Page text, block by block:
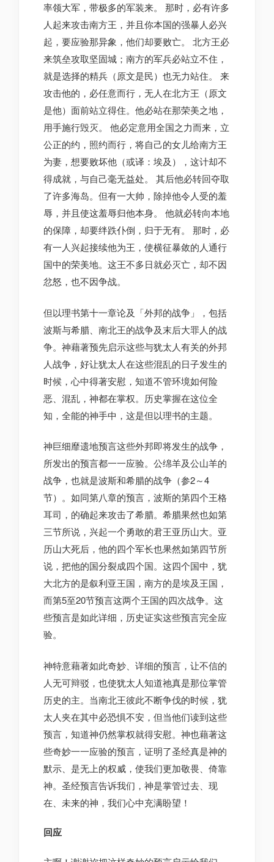
率领大军，带极多的军装来。 那时，必有许多
人起来攻击南方王，并且你本国的强暴人必兴
起，要应验那异象，他们却要败亡。 北方王必
来筑垒攻取坚固城；南方的军兵必站立不住，
就是选择的精兵（原文是民）也无力站住。 来
攻击他的，必任意而行，无人在北方王（原文
是他）面前站立得住。他必站在那荣美之地，
用手施行毁灭。 他必定意用全国之力而来，立
公正的约，照约而行，将自己的女儿给南方王
为妻，想要败坏他（或译：埃及），这计却不
得成就，与自己毫无益处。 其后他必转回夺取
了许多海岛。但有一大帅，除掉他令人受的羞
辱，并且使这羞辱归他本身。 他就必转向本地
的保障，却要绊跌仆倒，归于无有。 那时，必
有一人兴起接续他为王，使横征暴敛的人通行
国中的荣美地。这王不多日就必灭亡，却不因
忿怒，也不因争战。
但以理书第十一章论及「外邦的战争」，包括
波斯与希腊、南北王的战争及末后大罪人的战
争。神藉著预先启示这些与犹太人有关的外邦
人战争，好让犹太人在这些混乱的日子发生的
时候，心中得著安慰，知道不管环境如何险
恶、混乱，神都在掌权。历史掌握在这位全
知，全能的神手中，这是但以理书的主题。
神巨细靡遗地预言这些外邦即将发生的战争，
所发出的预言都一一应验。公绵羊及公山羊的
战争，也就是波斯和希腊的战争（参2～4
节）。如同第八章的预言，波斯的第四个王格
耳司，的确起来攻击了希腊。希腊果然也如第
三节所说，兴起一个勇敢的君王亚历山大。亚
历山大死后，他的四个军长也果然如第四节所
说，把他的国分裂成四个国。这四个国中，犹
大北方的是叙利亚王国，南方的是埃及王国，
而第5至20节预言这两个王国的四次战争。这
些预言是如此详细，历史证实这些预言完全应
验。
神特意藉著如此奇妙、详细的预言，让不信的
人无可辩驳，也使犹太人知道祂真是那位掌管
历史的主。当南北王彼此不断争伐的时候，犹
太人夹在其中必恐惧不安，但当他们读到这些
预言，知道神仍然掌权就得安慰。神也藉著这
些奇妙一一应验的预言，证明了圣经真是神的
默示、是无上的权威，使我们更加敬畏、倚靠
神。圣经预言告诉我们，神是掌管过去、现
在、未来的神，我们心中充满盼望！
回应